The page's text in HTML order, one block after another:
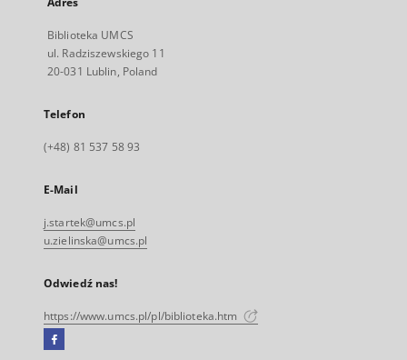
Biblioteka UMCS
ul. Radziszewskiego 11
20-031 Lublin, Poland
Telefon
(+48) 81 537 58 93
E-Mail
j.startek@umcs.pl
u.zielinska@umcs.pl
Odwiedź nas!
https://www.umcs.pl/pl/biblioteka.htm
Facebook